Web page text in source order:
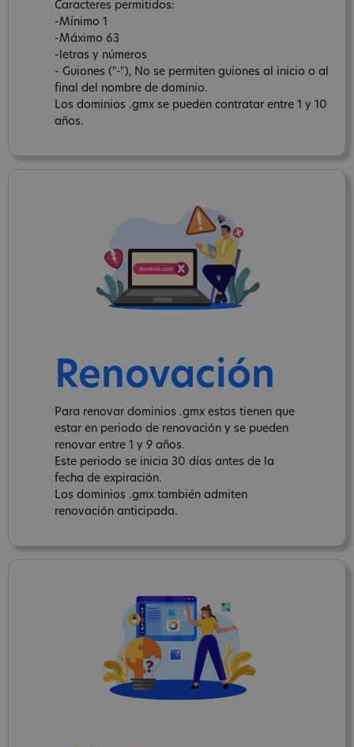
Caracteres permitidos:
-Mínimo 1
-Máximo 63
-letras y números
- Guiones ("-"), No se permiten guiones al inicio o al
final del nombre de dominio.
Los dominios .gmx se pueden contratar entre 1 y 10
años.
Renovación
Para renovar dominios .gmx estos tienen que
estar en periodo de renovación y se pueden
renovar entre 1 y 9 años.
Este periodo se inicia 30 días antes de la
fecha de expiración.
Los dominios .gmx también admiten
renovación anticipada.